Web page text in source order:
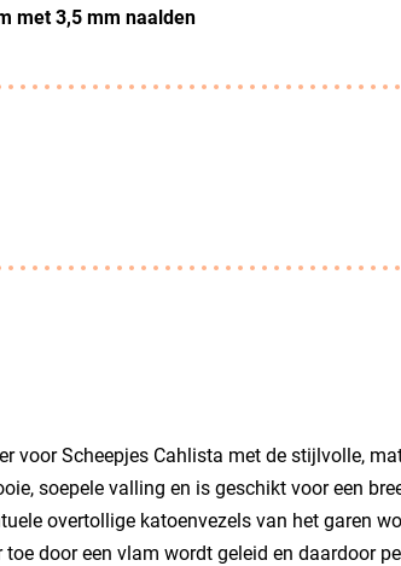
met 3,5 mm naalden
voor Scheepjes Cahlista met de stijlvolle,
soepele valling en is geschikt voor een
overtollige katoenvezels van het garen
door een vlam wordt geleid en daardoor